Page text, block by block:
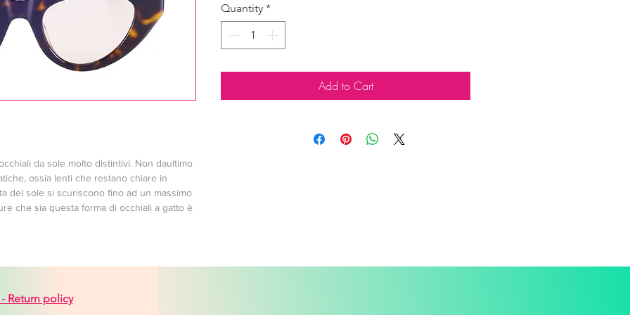
da sole molto distintivi. Non daultimo
ossia lenti che restano chiare in
del sole si scuriscono fino ad un massimo
che sia questa forma di occhiali a gatto è
Quantity *
Add to Cart
Return policy